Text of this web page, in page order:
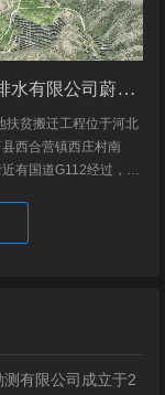
蔚县清源排水有限公司蔚县2017年度易地扶贫搬迁工程（一期）水土保持方案
扶贫搬迁工程位于河北
西合营镇西庄村南
有国道G112经过，交
地理位置图见附图1。
14.82hm2,...
有限公司成立于2